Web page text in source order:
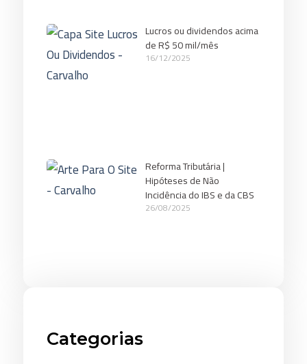
Lucros ou dividendos acima
de R$ 50 mil/mês
16/12/2025
Reforma Tributária |
Hipóteses de Não
Incidência do IBS e da CBS
26/08/2025
Categorias